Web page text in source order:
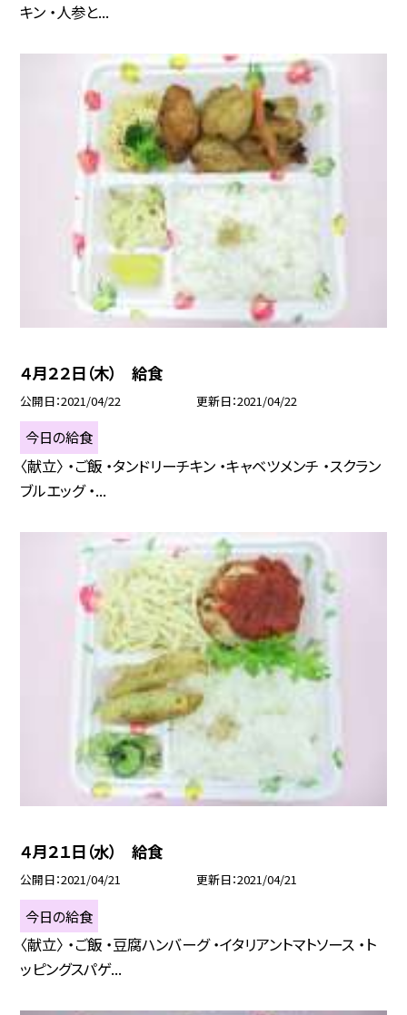
キン ・人参と...
４月２２日（木） 給食
公開日 2021/04/22 更新日 2021/04/22
今日の給食
〈献立〉 ・ご飯 ・タンドリーチキン ・キャベツメンチ ・スクラン
ブルエッグ ・...
４月２１日（水） 給食
公開日 2021/04/21 更新日 2021/04/21
今日の給食
〈献立〉 ・ご飯 ・豆腐ハンバーグ ・イタリアントマトソース ・ト
ッピングスパゲ...